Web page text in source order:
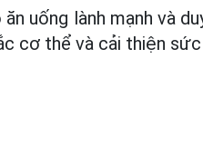
uống lành mạnh và
cơ thể và cải thiện